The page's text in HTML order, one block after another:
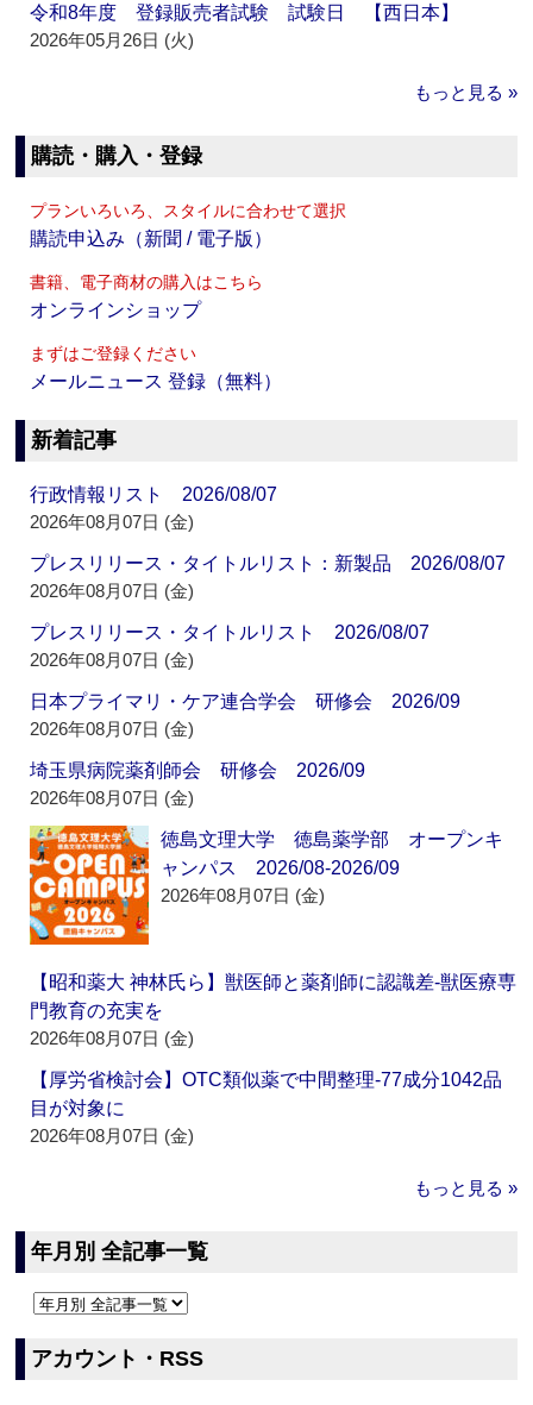
令和8年度 登録販売者試験 試験日 【西日本】
2026年05月26日 (火)
もっと見る »
購読・購入・登録
プランいろいろ、スタイルに合わせて選択
購読申込み（新聞 / 電子版）
書籍、電子商材の購入はこちら
オンラインショップ
まずはご登録ください
メールニュース 登録（無料）
新着記事
行政情報リスト 2026/08/07
2026年08月07日 (金)
プレスリリース・タイトルリスト：新製品 2026/08/07
2026年08月07日 (金)
プレスリリース・タイトルリスト 2026/08/07
2026年08月07日 (金)
日本プライマリ・ケア連合学会 研修会 2026/09
2026年08月07日 (金)
埼玉県病院薬剤師会 研修会 2026/09
2026年08月07日 (金)
徳島文理大学 徳島薬学部 オープンキ
ャンパス 2026/08-2026/09
2026年08月07日 (金)
【昭和薬大 神林氏ら】獣医師と薬剤師に認識差‐獣医療専
門教育の充実を
2026年08月07日 (金)
【厚労省検討会】OTC類似薬で中間整理‐77成分1042品
目が対象に
2026年08月07日 (金)
もっと見る »
年月別 全記事一覧
アカウント・RSS